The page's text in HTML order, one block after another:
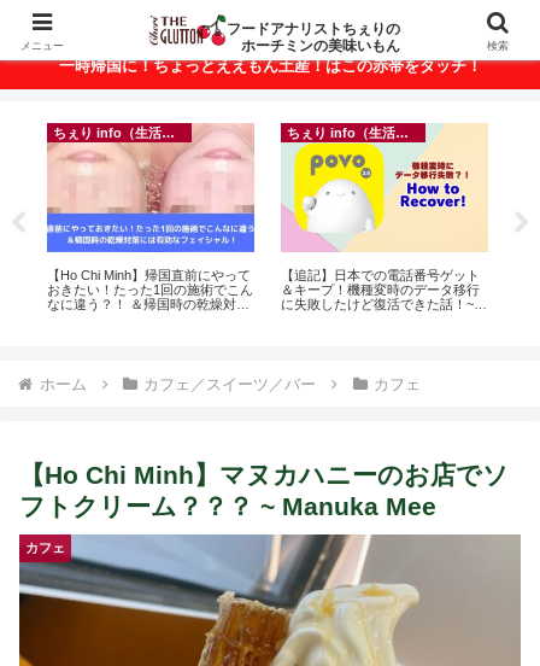
ベトナム・ホーチミンの美味いもんが満載！
一時帰国に！ちょっとええもん土産！はこの赤帯をタッチ！
ちぇり info（生活情報）
【Ho Chi Minh】帰国直前にやって
おきたい！たった1回の施術でこん
なに違う？！ ＆帰国時の乾燥対策
ちぇり info（生活情報）
【追記】日本での電話番号ゲット
＆キープ！機種変時のデータ移行
に失敗したけど復活できた話！~
ホーム カフェ／スイーツ／バー カフェ
【Ho Chi Minh】マヌカハニーのお店でソ
フトクリーム？？？ ~ Manuka Mee
カフェ
メニュー
フードアナリストちぇりの
ホーチミンの美味いもん
検索